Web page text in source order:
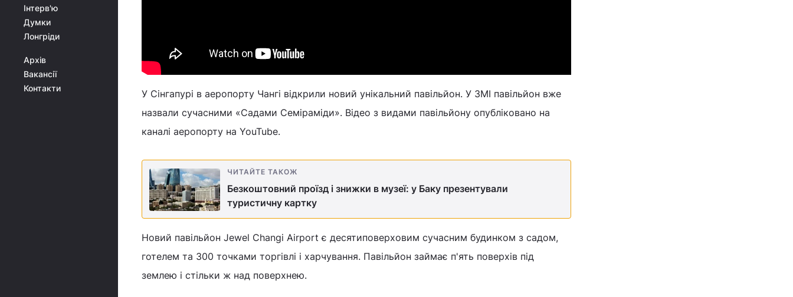
Інтерв'ю
Думки
Лонгріди
Архів
Вакансії
Контакти
У Сінгапурі в аеропорту Чангі відкрили новий унікальний павільйон. У ЗМІ павільйон вже
назвали сучасними «Садами Семіраміди». Відео з видами павільйону опубліковано на
каналі аеропорту на YouTube.
ЧИТАЙТЕ ТАКОЖ
Безкоштовний проїзд і знижки в музеї: у Баку презентували
туристичну картку
Новий павільйон Jewel Changi Airport є десятиповерховим сучасним будинком з садом,
готелем та 300 точками торгівлі і харчування. Павільйон займає п'ять поверхів під
землею і стільки ж над поверхнею.